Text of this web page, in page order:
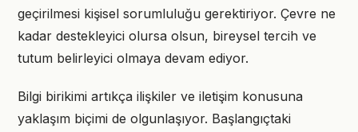
geçirilmesi kişisel sorumluluğu gerektiriyor. Çevre ne
kadar destekleyici olursa olsun, bireysel tercih ve
tutum belirleyici olmaya devam ediyor.
Bilgi birikimi artıkça ilişkiler ve iletişim konusuna
yaklaşım biçimi de olgunlaşıyor. Başlangıçtaki